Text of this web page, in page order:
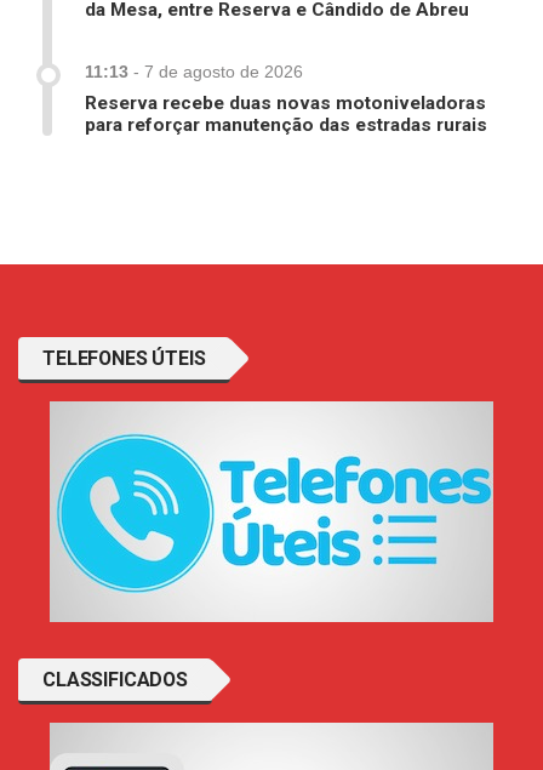
da Mesa, entre Reserva e Cândido de Abreu
11:13 - 7 de agosto de 2026
Reserva recebe duas novas motoniveladoras
para reforçar manutenção das estradas rurais
TELEFONES ÚTEIS
CLASSIFICADOS